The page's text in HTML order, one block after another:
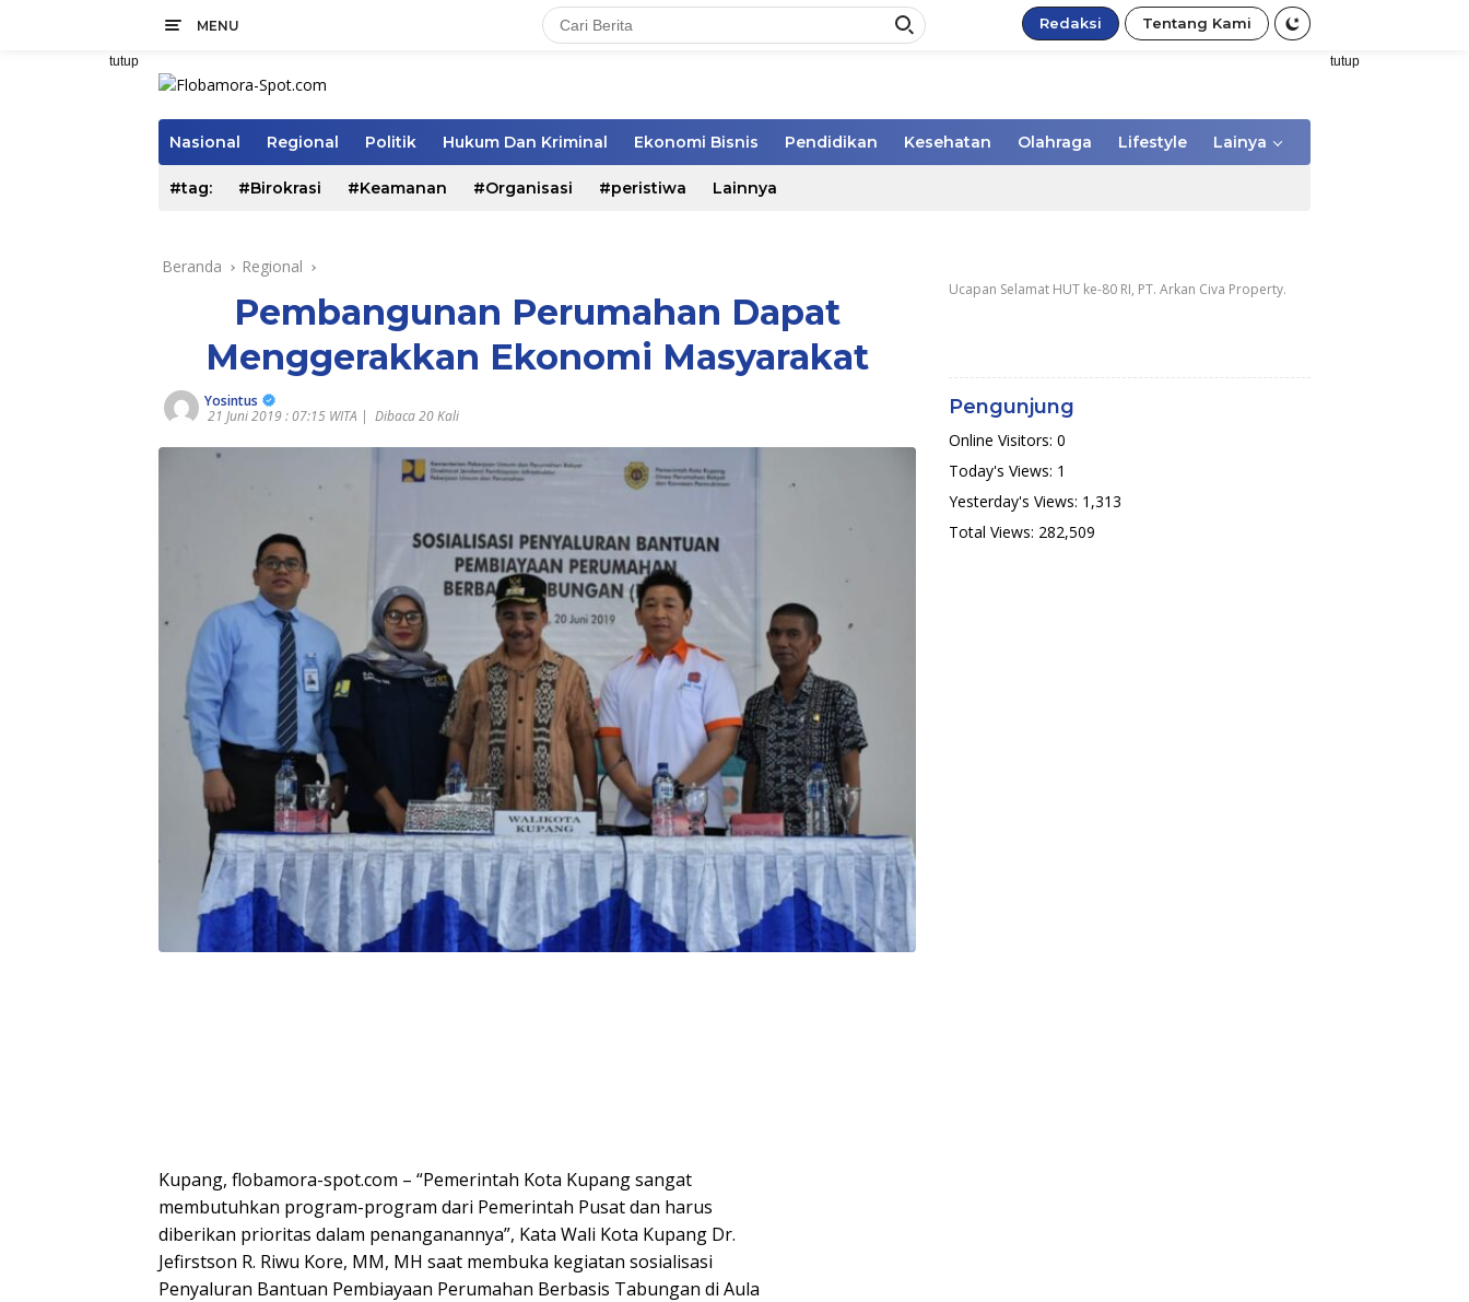
MENU Redaksi Tentang Kami
tutup tutup
Nasional Regional Politik Hukum Dan Kriminal Ekonomi Bisnis Pendidikan Kesehatan Olahraga Lifestyle Lainya
#tag: #Birokrasi #Keamanan #Organisasi #peristiwa Lainnya
Beranda Regional
Pembangunan Perumahan Dapat
Menggerakkan Ekonomi Masyarakat
Yosintus
21 Juni 2019 : 07:15 WITA | Dibaca 20 Kali
Kupang, flobamora-spot.com – “Pemerintah Kota Kupang sangat
membutuhkan program-program dari Pemerintah Pusat dan harus
diberikan prioritas dalam penanganannya”, Kata Wali Kota Kupang Dr.
Jefirstson R. Riwu Kore, MM, MH saat membuka kegiatan sosialisasi
Penyaluran Bantuan Pembiayaan Perumahan Berbasis Tabungan di Aula
Ucapan Selamat HUT ke-80 RI, PT. Arkan Civa Property.
Pengunjung
Online Visitors: 0
Today's Views: 1
Yesterday's Views: 1,313
Total Views: 282,509